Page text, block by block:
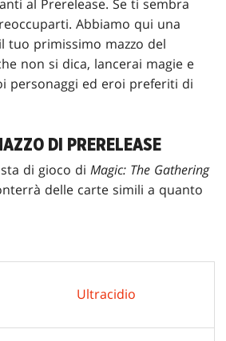
al Prerelease. Se ti sembra
Abbiamo qui una
tuo primissimo mazzo del
non si dica, lancerai magie e
personaggi ed eroi preferiti di
DI PRERELEASE
di gioco diMagic: The Gathering
delle carte simili a quanto
Ultracidio